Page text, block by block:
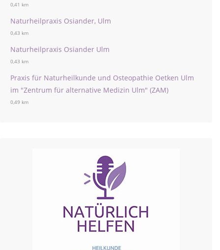
0,41 km
Naturheilpraxis Osiander, Ulm
0,43 km
Naturheilpraxis Osiander Ulm
0,43 km
Praxis für Naturheilkunde und Osteopathie Oetken Ulm
im "Zentrum für alternative Medizin Ulm" (ZAM)
0,49 km